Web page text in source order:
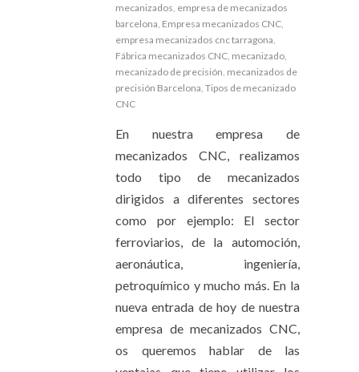
mecanizados empresa de mecanizados
barcelona Empresa mecanizados CNC
empresa mecanizados cnc tarragona
Fábrica mecanizados CNC mecanizado
mecanizado de precisión mecanizados de
precisión Barcelona Tipos de mecanizado
CNC
En nuestra empresa de
mecanizados CNC, realizamos
todo tipo de mecanizados
dirigidos a diferentes sectores
como por ejemplo: El sector
ferroviarios, de la automoción,
aeronáutica, ingeniería,
petroquímico y mucho más. En la
nueva entrada de hoy de nuestra
empresa de mecanizados CNC,
os queremos hablar de las